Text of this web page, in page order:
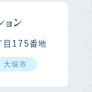
ン
１７５番地
大垣市